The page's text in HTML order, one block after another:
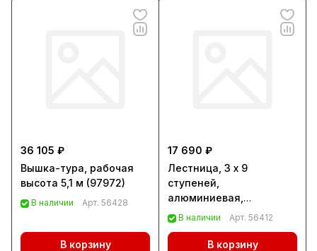
36 105 ₽
Вышка-тура, рабочая
высота 5,1 м (97972)
В наличии Арт. 56428
В корзину
17 690 ₽
Лестница, 3 х 9
ступеней,
алюминиевая,
трехсекционная,
В наличии Арт. 56412
В корзину